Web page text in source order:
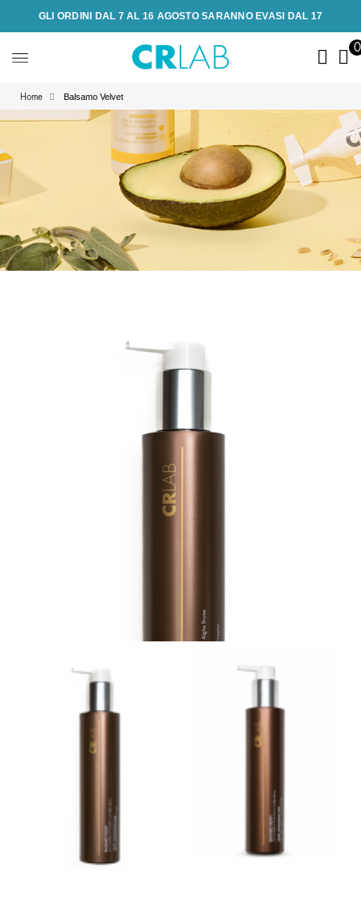
GLI ORDINI DAL 7 AL 16 AGOSTO SARANNO EVASI DAL 17
Home Balsamo Velvet